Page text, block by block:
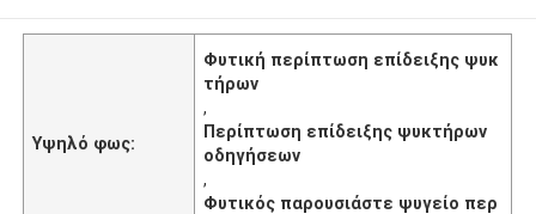
Υψηλό φως:
Φυτική περίπτωση επίδειξης ψυκ
τήρων
,
Περίπτωση επίδειξης ψυκτήρων
οδηγήσεων
,
Φυτικός παρουσιάστε ψυγείο περ